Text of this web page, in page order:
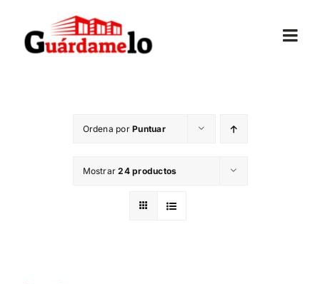
contenido
Conócenos
Ordena porPuntuar
Mostrar24 productos